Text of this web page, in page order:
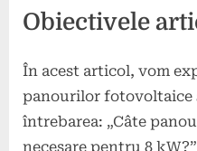
Obiectivele
În acest articol, vom
panourilor fotovoltaice
întrebarea: „Câte
necesare pentru 8